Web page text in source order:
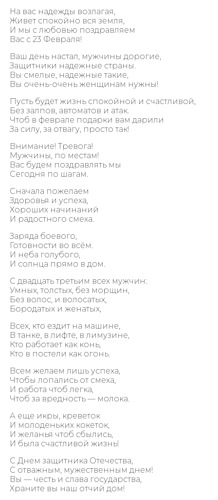
На вас надежды возлагая,
Живет спокойно вся земля,
И мы с любовью поздравляем
Вас с 23 Февраля!
Ваш день настал, мужчины дорогие,
Защитники надежные страны.
Вы смелые, надежные такие,
Вы очень-очень женщинам нужны!
Пусть будет жизнь спокойной и счастливой,
Без залпов, автоматов и атак.
Чтоб в феврале подарки вам дарили
За силу, за отвагу, просто так!
Внимание! Тревога!
Мужчины, по местам!
Вас будем поздравлять мы
Сегодня по шагам.
Сначала пожелаем
Здоровья и успеха,
Хороших начинаний
И радостного смеха.
Заряда боевого,
Готовности во всём.
И неба голубого,
И солнца прямо в дом.
С двадцать третьим всех мужчин:
Умных, толстых, без морщин,
Без волос, и волосатых,
Бородатых и женатых,
Всех, кто ездит на машине,
В танке, в лифте, в лимузине,
Кто работает как конь,
Кто в постели как огонь.
Всем желаем лишь успеха,
Чтобы лопались от смеха,
И работа чтоб легка,
Чтоб за вредность — молока.
А еще икры, креветок
И молоденьких кокеток,
И желанья чтоб сбылись,
И была счастливой жизнь!
С Днем защитника Отечества,
С отважным, мужественным днем!
Вы — честь и слава государства,
Храните вы наш отчий дом!